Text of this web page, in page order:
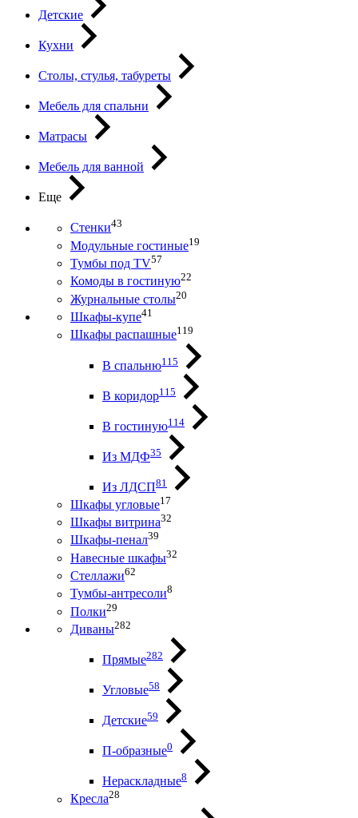
Детские
Кухни
Столы, стулья, табуреты
Мебель для спальни
Матрасы
Мебель для ванной
Еще
Стенки43
Модульные гостиные19
Тумбы под ТV57
Комоды в гостиную22
Журнальные столы20
Шкафы-купе41
Шкафы распашные119
В спальню115
В коридор115
В гостиную114
Из МДФ35
Из ЛДСП81
Шкафы угловые17
Шкафы витрина32
Шкафы-пенал39
Навесные шкафы32
Стеллажи62
Тумбы-антресоли8
Полки29
Диваны282
Прямые282
Угловые58
Детские59
П-образные0
Нераскладные8
Кресла28